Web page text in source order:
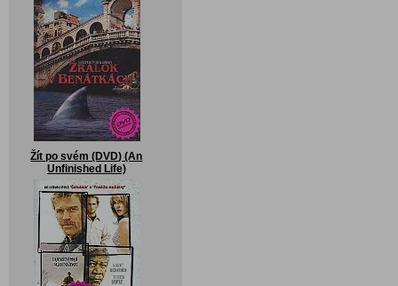
Žít po svém (DVD) (An
Unfinished Life)